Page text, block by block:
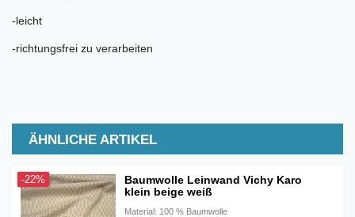
-leicht
-richtungsfrei zu verarbeiten
ÄHNLICHE ARTIKEL
-22%
Baumwolle Leinwand Vichy Karo
klein beige weiß
Material: 100 % Baumwolle